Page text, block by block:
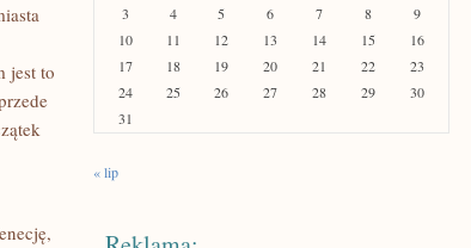
jest to
3
4 5 6 7 8
9
10
11 12 13 14 15
16
17
18 19 20 21 22
23
24
25 26 27 28 29
30
31
« lip